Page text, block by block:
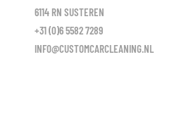
6114 RN SUSTEREN
+31 (0)6 5582 7289
INFO@CUSTOMCARCLEANING.NL